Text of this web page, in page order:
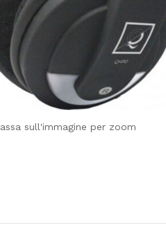
sull'immagine per zoom